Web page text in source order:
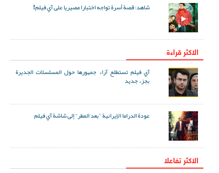
شاهد: قصة أسرة تواجه اختبارا مصيريا على آي فيلم!
الاكثر قراءة
آي فيلم تستطلع آراء جمهورها حول المسلسلات الجديرة
بجزء جديد
عودة الدراما الإيرانية "بعد المطر" إلى شاشة آي فيلم
الاکثر تفاعلا